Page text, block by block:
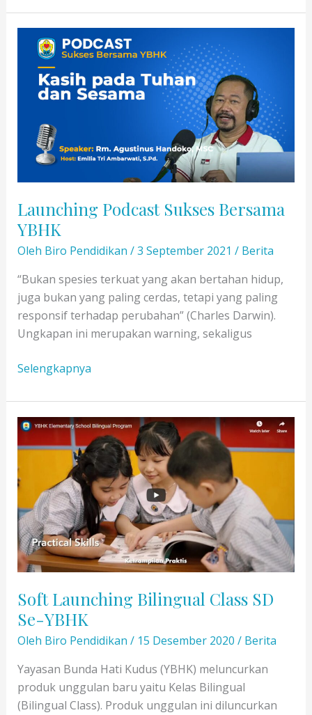
Memilih
Sekolah-
Sekolah
YBHK
Launching Podcast Sukses Bersama
YBHK
Oleh Biro Pendidikan /3 September 2021 / Berita
“Bukan spesies terkuat yang akan bertahan hidup,
juga bukan yang paling cerdas, tetapi yang paling
responsif terhadap perubahan” (Charles Darwin).
Ungkapan ini merupakan warning, sekaligus
Launching
Sukses
Bersama
Selengkapnya
Soft Launching Bilingual Class SD
Se-YBHK
Oleh Biro Pendidikan / 15 Desember 2020 / Berita
Yayasan Bunda Hati Kudus (YBHK) meluncurkan
produk unggulan baru yaitu Kelas Bilingual
(Bilingual Class). Produk unggulan ini diluncurkan